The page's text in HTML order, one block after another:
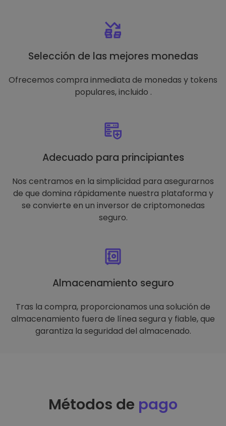
Selección de las mejores monedas
Ofrecemos compra inmediata de monedas y tokens
populares, incluido .
Adecuado para principiantes
Nos centramos en la simplicidad para asegurarnos
de que domina rápidamente nuestra plataforma y
se convierte en un inversor de criptomonedas
seguro.
Almacenamiento seguro
Tras la compra, proporcionamos una solución de
almacenamiento fuera de línea segura y fiable, que
garantiza la seguridad del almacenado.
Métodos de pago